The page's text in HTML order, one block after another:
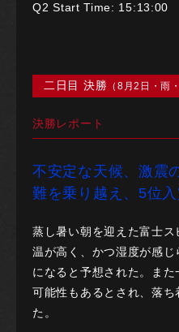
Q2 Start Time: 15:13:00
二日目 決勝 （8月2日・雨
決勝レポート
不安定な天候、激震
難を乗り越え、5位入
蒸し暑い朝を迎えた富士
温が高く、かつ湿度が感
になると予想された。ま
可能性もあるとされ、落
た。